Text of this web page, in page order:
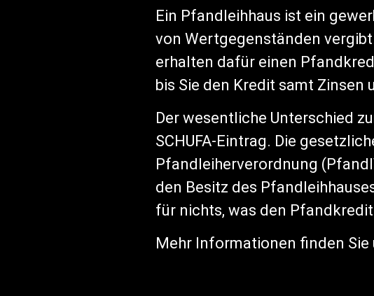
Ein Pfandleihhaus ist ein
von Wertgegenständen
erhalten dafür einen
bis Sie den Kredit samt Zinsen
Der wesentliche Unterschied
SCHUFA-Eintrag. Die
Pfandleiherverordnung
den Besitz des
für nichts, was den
Mehr Informationen finden Sie